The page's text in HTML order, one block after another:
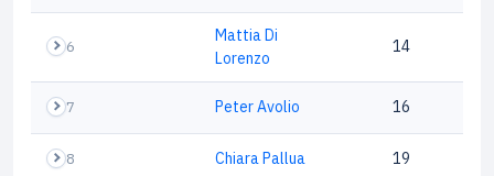
6
Mattia Di
Lorenzo
14
7 Peter Avolio 16
8 Chiara Pallua 19